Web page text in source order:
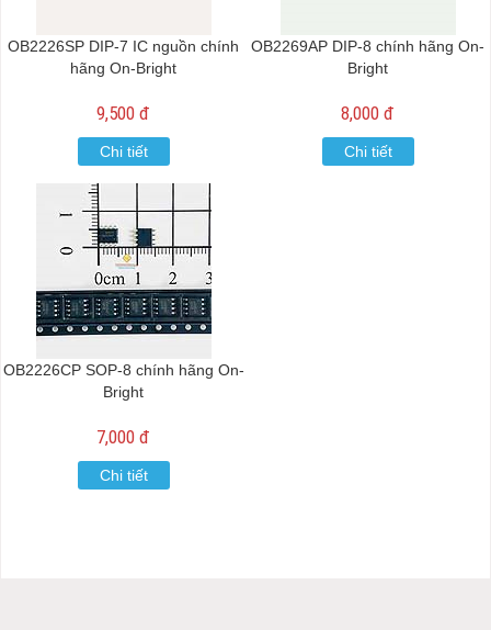
OB2226SP DIP-7 IC nguồn chính
hãng On-Bright
9,500 đ
Chi tiết
OB2269AP DIP-8 chính hãng On-
Bright
8,000 đ
Chi tiết
OB2226CP SOP-8 chính hãng On-
Bright
7,000 đ
Chi tiết